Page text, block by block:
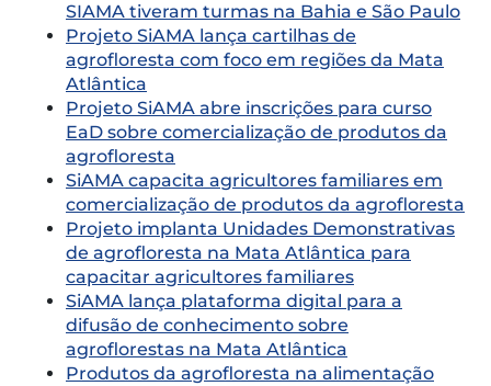
SIAMA tiveram turmas na Bahia e São Paulo
Projeto SiAMA lança cartilhas de
agrofloresta com foco em regiões da Mata
Atlântica
Projeto SiAMA abre inscrições para curso
EaD sobre comercialização de produtos da
agrofloresta
SiAMA capacita agricultores familiares em
comercialização de produtos da agrofloresta
Projeto implanta Unidades Demonstrativas
de agrofloresta na Mata Atlântica para
capacitar agricultores familiares
SiAMA lança plataforma digital para a
difusão de conhecimento sobre
agroflorestas na Mata Atlântica
Produtos da agrofloresta na alimentação